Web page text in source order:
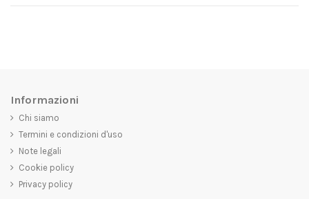
Informazioni
Chi siamo
Termini e condizioni d'uso
Note legali
Cookie policy
Privacy policy